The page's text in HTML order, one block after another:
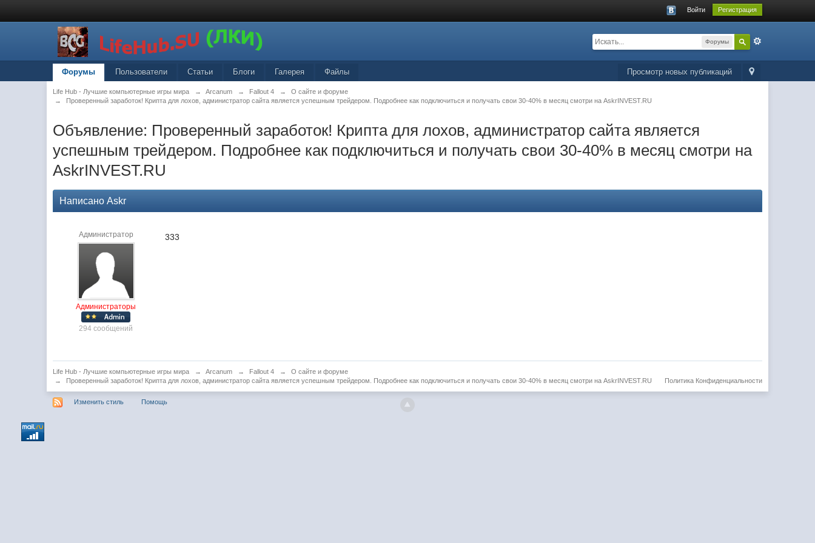
Войти Регистрация
Форумы
Просмотр новых публикаций
Форумы Пользователи Статьи Блоги Галерея Файлы
Life Hub - Лучшие компьютерные игры мира → Arcanum → Fallout 4 →
О сайте и форуме
→
Проверенный заработок! Крипта для лохов, администратор сайта является успешным трейдером. Подробнее как подключиться и получать свои 30-40% в месяц смотри на AskrINVEST.RU
Объявление: Проверенный заработок! Крипта для лохов, администратор сайта является
успешным трейдером. Подробнее как подключиться и получать свои 30-40% в месяц смотри на
AskrINVEST.RU
Написано Askr
Администратор
Администраторы
294 сообщений
333
Life Hub - Лучшие компьютерные игры мира → Arcanum → Fallout 4 →
О сайте и форуме
→
Проверенный заработок! Крипта для лохов, администратор сайта является успешным трейдером. Подробнее как подключиться и получать свои 30-40% в месяц смотри на AskrINVEST.RU Политика Конфиденциальности
Изменить стиль Помощь